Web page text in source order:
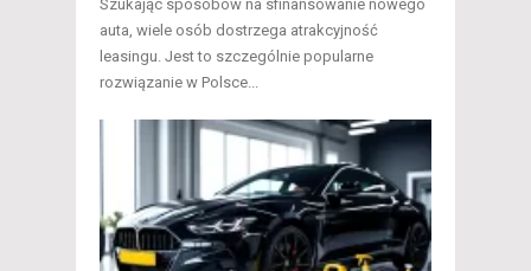
Szukając sposobów na sfinansowanie nowego
auta, wiele osób dostrzega atrakcyjność
leasingu. Jest to szczególnie popularne
rozwiązanie w Polsce...